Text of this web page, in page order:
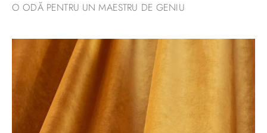
O ODĂ PENTRU UN MAESTRU DE GENIU